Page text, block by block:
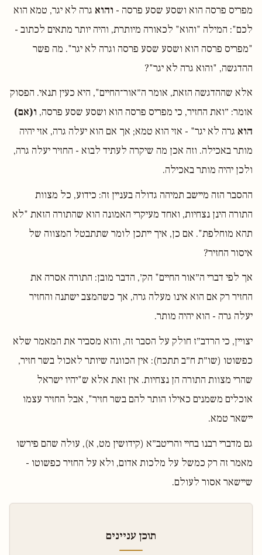
מפריס פרסה הוא ושסע שסע פרסה - והוא גרה לא יגר, טמא הוא
לכם": המילה "והוא" לכאורה מיותרת, והיה יותר מתאים לכתוב -
"מפריס פרסה הוא ושסע שסע פרסה וגרה לא יגר". מה פשר
ההדגשה, "והוא גרה לא יגר"?
אלא שההדגשה הזאת, אומר ה״אור־החיים", היא כעין תנאי. הפסוק
אומר: ״ואת החזיר, כי מפריס פרסה הוא ושסע שסע פרסה, ו(אם)
הוא גרה לא יגר" - אזי הוא טמא; אך אם הוא יעלה גרה, אזי יהיה
מותר באכילה. וזה אכן מה שיקרה לעתיד לבוא - החזיר יעלה גרה,
ולכן יהיה מותר באכילה.
ההסבר הזה מיישב תמיהה גדולה בעניין זה: כידוע, כל מצוות
התורה הינן נצחיות, ואחד מעיקרי האמונה הוא שהתורה הזאת "לא
תהא מוחלפת". אם כן, איך ייתכן לומר שתתבטל המצווה של
איסור החזיר?
אך לפי דברי ה״אור החיים" הק׳, הדבר מובן: התורה אסרה את
החזיר רק אם הוא אינו מעלה גרה, אך כשהמצב ישתנה והחזיר
יעלה גרה - הוא יהיה מותר.
יצויין, כי הרדב״ז חולק על הסבר זה, והוא מסביר את המאמר שלא
כפשוטו (שו״ת ח״ב תתכח): אין הכוונה שיותר לאכול בשר חזיר,
שהרי מצוות התורה הן נצחיות. אין זאת אלא ש"יהיו ישראל
אוכלים משמנים כאילו הותר להם בשר חזיר", אבל החזיר עצמו
יישאר טמא.
גם מדברי רבנו בחיי והריטב״א (קידושין מט, א), עולה שהם פירשו
מאמר זה רק כמשל על מלכות אדום, ולא על החזיר כפשוטו -
שיישאר אסור לעולם.
תוכן עניינים